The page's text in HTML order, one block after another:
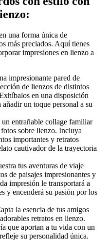
una forma única de
más preciados. Aquí tienes
impresiones en lienzo a
impresionante pared de
de lienzos de distintos
en una disposición
un toque personal a su
un entrañable collage familiar
sobre lienzo. Incluya
importantes y retratos
cautivador de la trayectoria
tus aventuras de viaje
de paisajes impresionantes y
impresión le transportará a
y encenderá su pasión por los
la esencia de tus amigos
retratos en lienzo.
que aportan a tu vida con un
su personalidad única.